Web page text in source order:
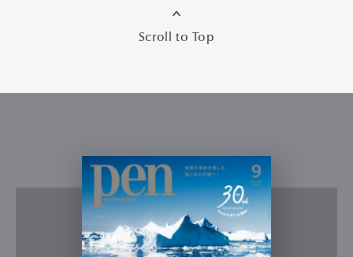
Scroll to Top